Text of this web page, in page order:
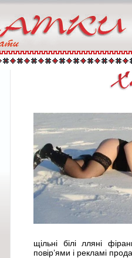
щільні білі лляні
повір’ями і рекламі